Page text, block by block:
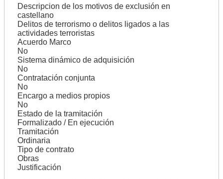
Descripcion de los motivos de exclusión en
castellano
Delitos de terrorismo o delitos ligados a las
actividades terroristas
Acuerdo Marco
No
Sistema dinámico de adquisición
No
Contratación conjunta
No
Encargo a medios propios
No
Estado de la tramitación
Formalizado / En ejecución
Tramitación
Ordinaria
Tipo de contrato
Obras
Justificación